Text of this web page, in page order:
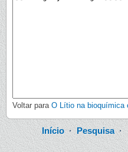
Voltar para O Lítio na bioquímica
Início· Pesquisa·